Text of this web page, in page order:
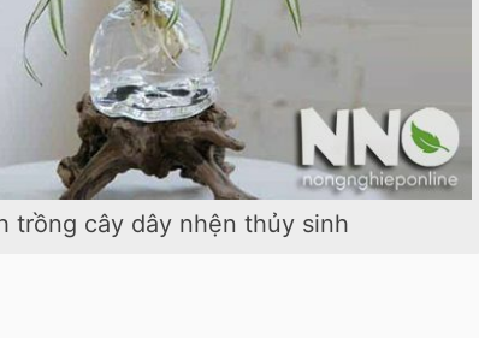
trồng cây dây nhện thủy sinh